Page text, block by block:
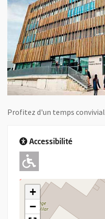
Profitez d'un temps
Accessibilité
Adapté
+
−